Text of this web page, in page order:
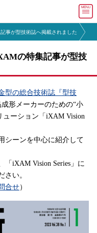
マ
事が型技術誌へ掲載されました
の特集記事が型技
型の総合技術誌『型技
形メーカーのための“小
ーション「iXAM Vision
シーンを中心に紹介して
「iXAM Vision Series」に
さい。
合せ）